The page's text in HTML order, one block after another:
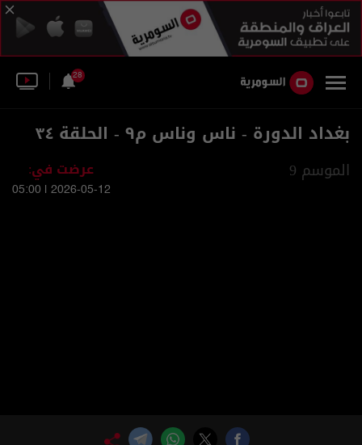
28
بغداد الدورة - ناس وناس م٩ - الحلقة ٣٤
الموسم 9 عرضت في:
2026-05-12 | 05:00